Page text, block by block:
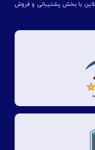
با بخش پشتیبانی و فروش